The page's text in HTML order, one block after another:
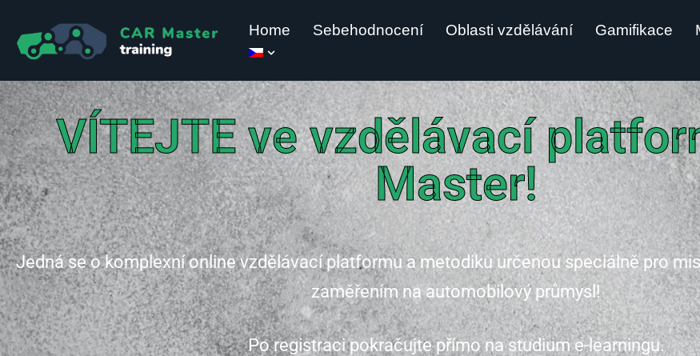
Přeskočit
obsah
Home Sebehodnocení Oblasti vzdělávání Gamifikace
VÍTEJTE ve vzdělávací
Master!
Jedná se o komplexní online vzdělávací platformu a metodiku určenou speciálně pro
zaměřením na automobilový průmysl!
Po registraci pokračujte přímo na studium e-learningu.